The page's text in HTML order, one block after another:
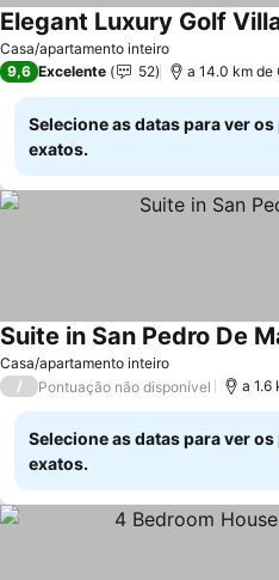
Casa/apartamento inteiro
Ver preços
9,6 Excelente 52 a 14.0 km de
Selecione as datas para ver
exatos.
Casa/apartamento inteiro
Suite in San Pedro De
/ Pontuação não disponível a 1.6
Selecione as datas para ver
exatos.